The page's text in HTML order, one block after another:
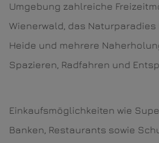
Umgebung zahlreiche
Wienerwald, das
Heide und mehrere
Spazieren, Radfahren und
Einkaufsmöglichkeiten wie
Banken, Restaurants sowie